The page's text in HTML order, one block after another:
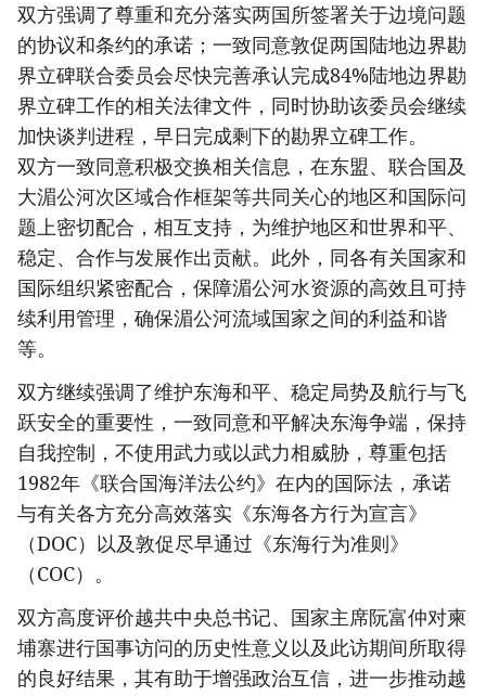
双方强调了尊重和充分落实两国所签署关于边境问题
的协议和条约的承诺；一致同意敦促两国陆地边界勘
界立碑联合委员会尽快完善承认完成84%陆地边界勘
界立碑工作的相关法律文件，同时协助该委员会继续
加快谈判进程，早日完成剩下的勘界立碑工作。
双方一致同意积极交换相关信息，在东盟、联合国及
大湄公河次区域合作框架等共同关心的地区和国际问
题上密切配合，相互支持，为维护地区和世界和平、
稳定、合作与发展作出贡献。此外，同各有关国家和
国际组织紧密配合，保障湄公河水资源的高效且可持
续利用管理，确保湄公河流域国家之间的利益和谐
等。
双方继续强调了维护东海和平、稳定局势及航行与飞
跃安全的重要性，一致同意和平解决东海争端，保持
自我控制，不使用武力或以武力相威胁，尊重包括
1982年《联合国海洋法公约》在内的国际法，承诺
与有关各方充分高效落实《东海各方行为宣言》
（DOC）以及敦促尽早通过《东海行为准则》
（COC）。
双方高度评价越共中央总书记、国家主席阮富仲对柬
埔寨进行国事访问的历史性意义以及此访期间所取得
的良好结果，其有助于增强政治互信，进一步推动越